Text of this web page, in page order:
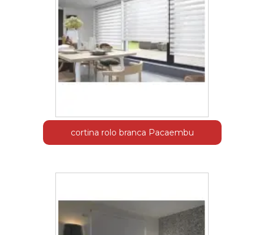
cortina rolo branca Pacaembu